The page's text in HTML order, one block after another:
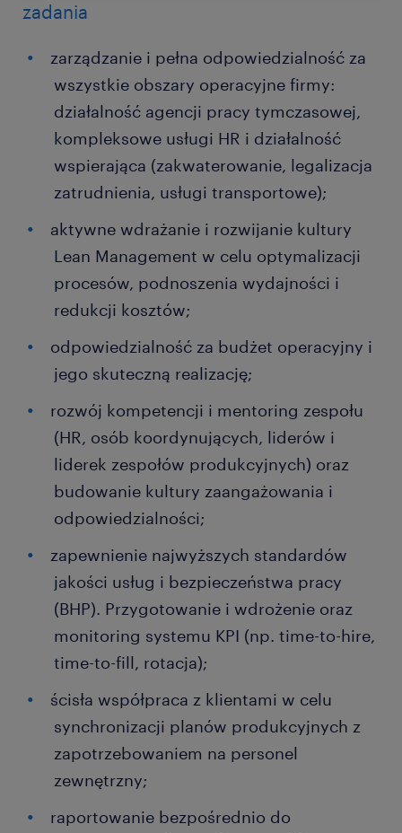
zadania
zarządzanie i pełna odpowiedzialność za
wszystkie obszary operacyjne firmy:
działalność agencji pracy tymczasowej,
kompleksowe usługi HR i działalność
wspierająca (zakwaterowanie, legalizacja
zatrudnienia, usługi transportowe);
aktywne wdrażanie i rozwijanie kultury
Lean Management w celu optymalizacji
procesów, podnoszenia wydajności i
redukcji kosztów;
odpowiedzialność za budżet operacyjny i
jego skuteczną realizację;
rozwój kompetencji i mentoring zespołu
(HR, osób koordynujących, liderów i
liderek zespołów produkcyjnych) oraz
budowanie kultury zaangażowania i
odpowiedzialności;
zapewnienie najwyższych standardów
jakości usług i bezpieczeństwa pracy
(BHP). Przygotowanie i wdrożenie oraz
monitoring systemu KPI (np. time-to-hire,
time-to-fill, rotacja);
ścisła współpraca z klientami w celu
synchronizacji planów produkcyjnych z
zapotrzebowaniem na personel
zewnętrzny;
raportowanie bezpośrednio do